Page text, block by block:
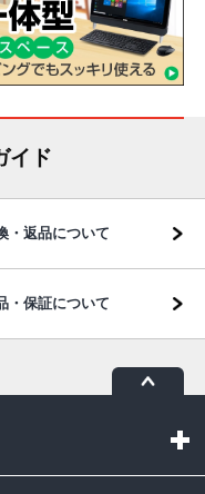
イド
・返品について
・保証について